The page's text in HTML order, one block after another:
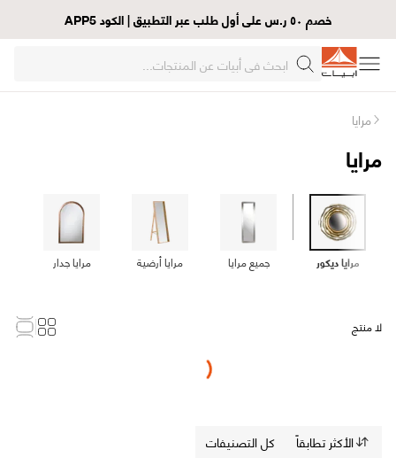
خصم ٥٠ ر.س على أول طلب عبر التطبيق | الكود APP5
مرايا
مرايا
مرايا ديكور جميع مرايا مرايا أرضية مرايا جدار
لا منتج
الأكثر تطابقاً كل التصنيفات